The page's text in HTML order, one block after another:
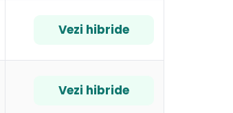
Vezi hibride
Vezi hibride